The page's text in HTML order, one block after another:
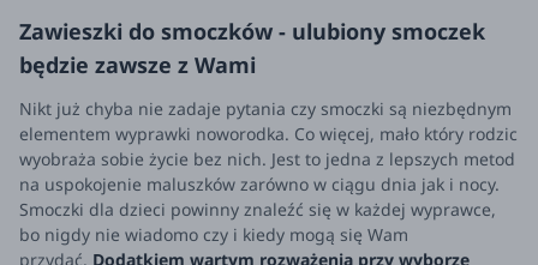
Zawieszki do smoczków - ulubiony smoczek
będzie zawsze z Wami
Nikt już chyba nie zadaje pytania czy smoczki są niezbędnym
elementem wyprawki noworodka. Co więcej, mało który rodzic
wyobraża sobie życie bez nich. Jest to jedna z lepszych metod
na uspokojenie maluszków zarówno w ciągu dnia jak i nocy.
Smoczki dla dzieci powinny znaleźć się w każdej wyprawce,
bo nigdy nie wiadomo czy i kiedy mogą się Wam
przydać. Dodatkiem wartym rozważenia przy wyborze